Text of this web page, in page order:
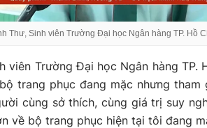
Thư, Sinh viên Trường Đại học Ngân hàng TP. Hồ
viên Trường Đại học Ngân hàng TP.
trang phục đang mặc nhưng tham
cùng sở thích, cùng giá trị suy
về bộ trang phục hiện tại tôi đang